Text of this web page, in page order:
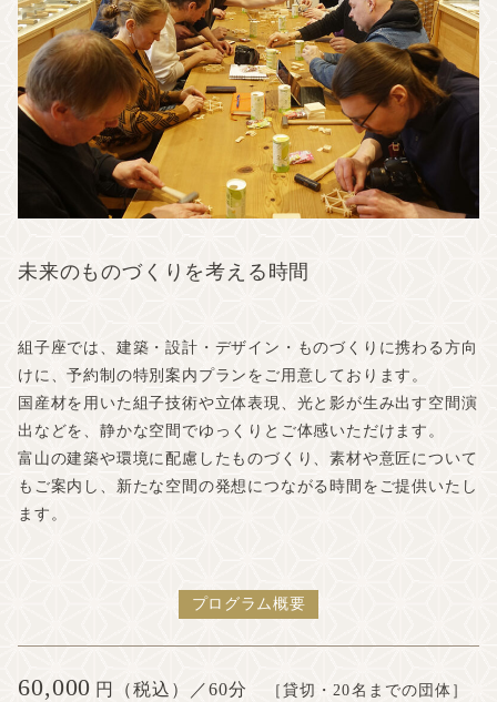
未来への取り組み
共創する仲間たち
販売品
運営会社
よくある質問
お知らせ
お問い合わせ
未来のものづくりを考える時間
組子座では、建築・設計・デザイン・ものづくりに携わる方向
けに、予約制の特別案内プランをご用意しております。
国産材を用いた組子技術や立体表現、光と影が生み出す空間演
出などを、静かな空間でゆっくりとご体感いただけます。
富山の建築や環境に配慮したものづくり、素材や意匠について
もご案内し、新たな空間の発想につながる時間をご提供いたし
ます。
プログラム概要
60,000 円（税込）／60分 ［貸切・20名までの団体］